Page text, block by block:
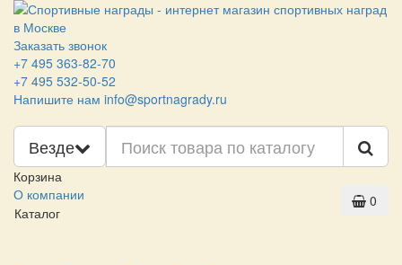
Заказать звонок
+7 495 363-82-70
+7 495 532-50-52
Напишите нам info@sportnagrady.ru
Везде
Корзина
0
О компании
Каталог